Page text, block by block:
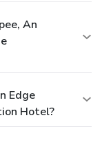
An
Edge
Hotel?